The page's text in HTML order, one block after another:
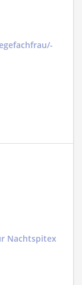
Nachtspitex